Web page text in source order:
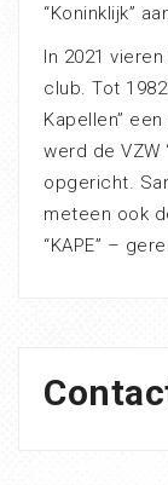
“Koninklijk”
In 2021
club. Tot
Kapellen”
werd de VZW
opgericht.
meteen ook
“KAPE” –